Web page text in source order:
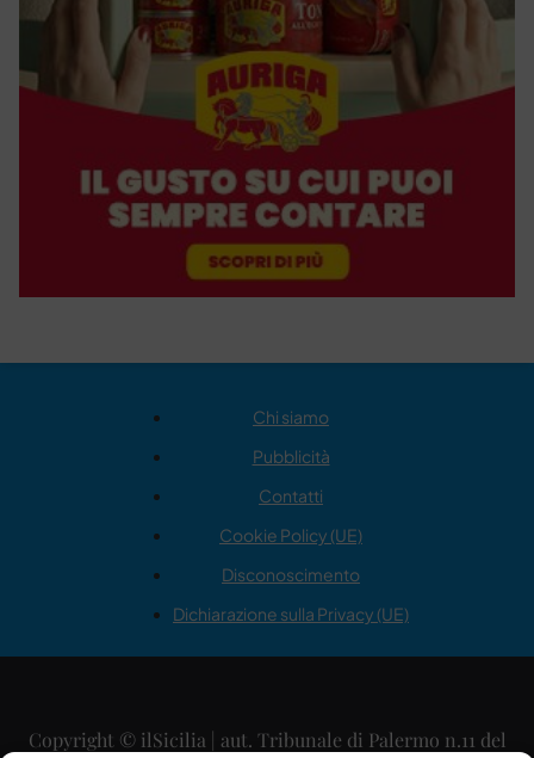
Chi siamo
Pubblicità
Contatti
Cookie Policy (UE)
Disconoscimento
Dichiarazione sulla Privacy (UE)
Copyright © ilSicilia | aut. Tribunale di Palermo n.11 del